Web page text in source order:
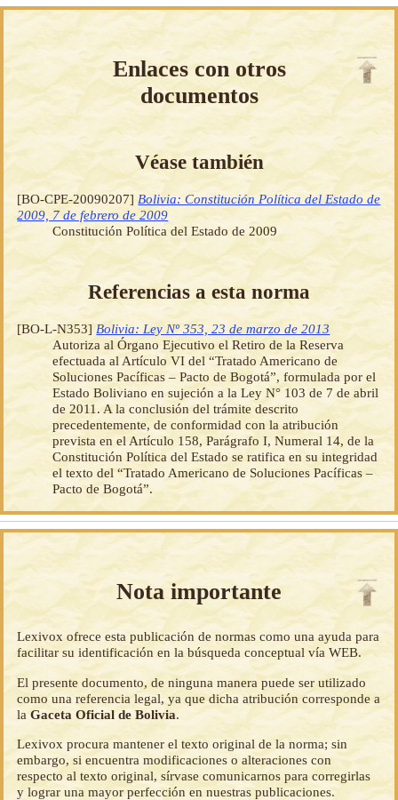
Enlaces con otros
documentos
Véase también
[BO-CPE-20090207] Bolivia: Constitución Política del Estado de
2009, 7 de febrero de 2009
Constitución Política del Estado de 2009
Referencias a esta norma
[BO-L-N353] Bolivia: Ley Nº 353, 23 de marzo de 2013
Autoriza al Órgano Ejecutivo el Retiro de la Reserva
efectuada al Artículo VI del “Tratado Americano de
Soluciones Pacíficas – Pacto de Bogotá”, formulada por el
Estado Boliviano en sujeción a la Ley N° 103 de 7 de abril
de 2011. A la conclusión del trámite descrito
precedentemente, de conformidad con la atribución
prevista en el Artículo 158, Parágrafo I, Numeral 14, de la
Constitución Política del Estado se ratifica en su integridad
el texto del “Tratado Americano de Soluciones Pacíficas –
Pacto de Bogotá”.
Nota importante
Lexivox ofrece esta publicación de normas como una ayuda para
facilitar su identificación en la búsqueda conceptual vía WEB.
El presente documento, de ninguna manera puede ser utilizado
como una referencia legal, ya que dicha atribución corresponde a
laGaceta Oficial de Bolivia.
Lexivox procura mantener el texto original de la norma; sin
embargo, si encuentra modificaciones o alteraciones con
respecto al texto original, sírvase comunicarnos para corregirlas
y lograr una mayor perfección en nuestras publicaciones.